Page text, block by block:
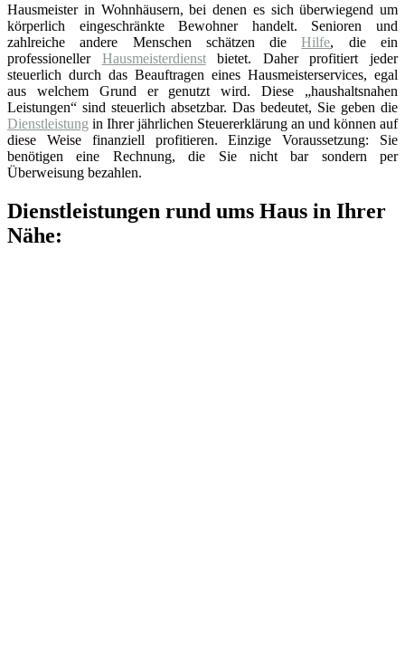
Hausmeister in Wohnhäusern, bei denen es sich überwiegend um
körperlich eingeschränkte Bewohner handelt. Senioren und
zahlreiche andere Menschen schätzen dieHilfe, die ein
professioneller Hausmeisterdienstbietet. Daher profitiert jeder
steuerlich durch das Beauftragen eines Hausmeisterservices, egal
aus welchem Grund er genutzt wird. Diese „haushaltsnahen
Leistungen“ sind steuerlich absetzbar. Das bedeutet, Sie geben die
Dienstleistung in Ihrer jährlichen Steuererklärung an und können auf
diese Weise finanziell profitieren. Einzige Voraussetzung: Sie
benötigen eine Rechnung, die Sie nicht bar sondern per
Überweisung bezahlen.
Dienstleistungen rund ums Haus in Ihrer
Nähe: